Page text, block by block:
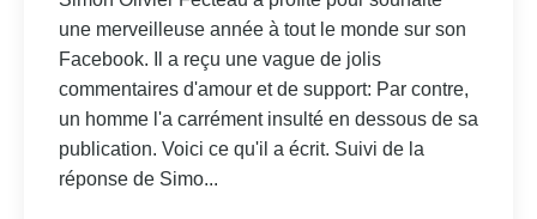
une merveilleuse année à tout le monde sur son
Facebook. Il a reçu une vague de jolis
commentaires d'amour et de support: Par contre,
un homme l'a carrément insulté en dessous de sa
publication. Voici ce qu'il a écrit. Suivi de la
réponse de Simo...